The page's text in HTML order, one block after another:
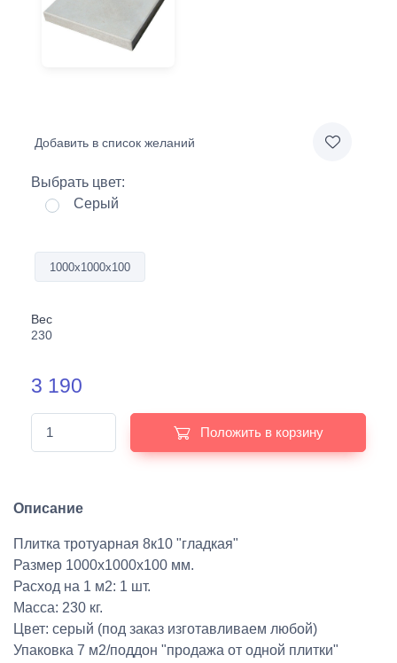
Добавить в список желаний
Выбрать цвет:
Серый
1000х1000х100
Вес
230
3 190
Положить в корзину
Описание
Плитка тротуарная 8к10 "гладкая"
Размер 1000х1000х100 мм.
Расход на 1 м2: 1 шт.
Масса: 230 кг.
Цвет: серый (под заказ изготавливаем любой)
Упаковка 7 м2/поддон "продажа от одной плитки"